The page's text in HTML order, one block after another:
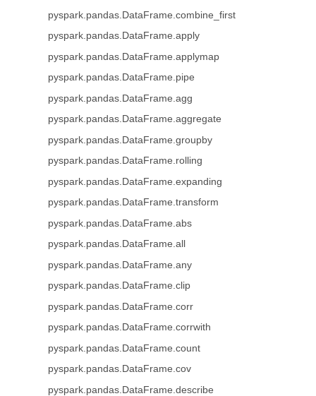
pyspark.pandas.DataFrame.combine_first
pyspark.pandas.DataFrame.apply
pyspark.pandas.DataFrame.applymap
pyspark.pandas.DataFrame.pipe
pyspark.pandas.DataFrame.agg
pyspark.pandas.DataFrame.aggregate
pyspark.pandas.DataFrame.groupby
pyspark.pandas.DataFrame.rolling
pyspark.pandas.DataFrame.expanding
pyspark.pandas.DataFrame.transform
pyspark.pandas.DataFrame.abs
pyspark.pandas.DataFrame.all
pyspark.pandas.DataFrame.any
pyspark.pandas.DataFrame.clip
pyspark.pandas.DataFrame.corr
pyspark.pandas.DataFrame.corrwith
pyspark.pandas.DataFrame.count
pyspark.pandas.DataFrame.cov
pyspark.pandas.DataFrame.describe